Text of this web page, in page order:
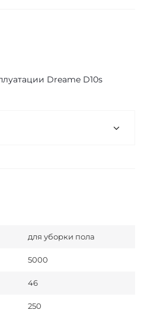
Dreame D10s
для уборки пола
5000
46
250